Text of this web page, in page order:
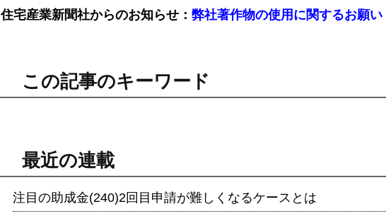
住宅産業新聞社からのお知らせ： 弊社著作物の使用に関するお願い
この記事のキーワード
最近の連載
注目の助成金(240)2回目申請が難しくなるケースとは